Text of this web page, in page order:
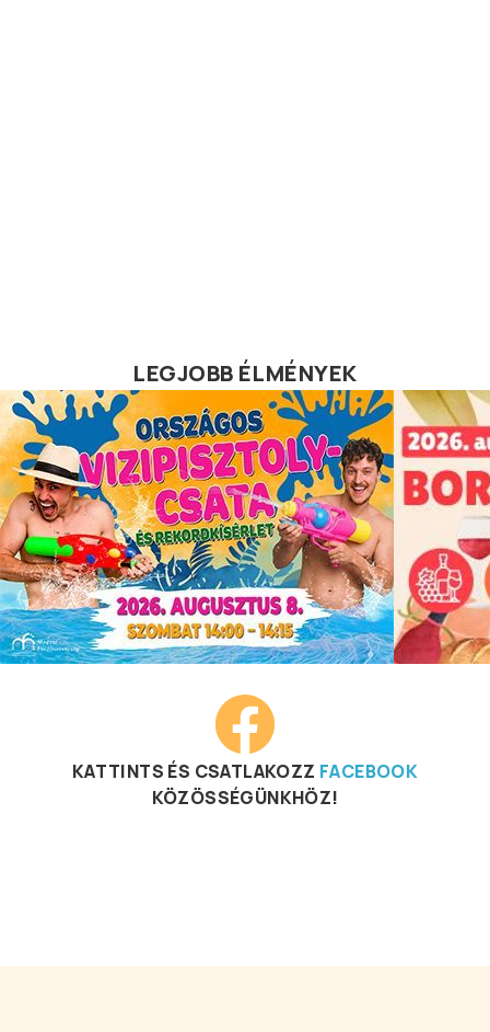
LEGJOBB ÉLMÉNYEK
KATTINTS ÉS CSATLAKOZZ FACEBOOK
KÖZÖSSÉGÜNKHÖZ!